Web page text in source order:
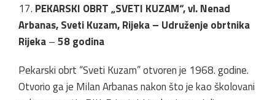
17. PEKARSKI OBRT „SVETI KUZAM“, vl. Nenad
Arbanas, Sveti Kuzam, Rijeka – Udruženje obrtnika
Rijeka–58 godina
Pekarski obrt “Sveti Kuzam” otvoren je 1968. godine.
Otvorio ga je Milan Arbanas nakon što je kao školovani